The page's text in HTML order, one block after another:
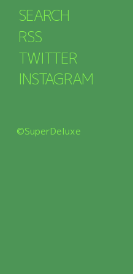
SEARCH
RSS
TWITTER
INSTAGRAM
©SuperDeluxe